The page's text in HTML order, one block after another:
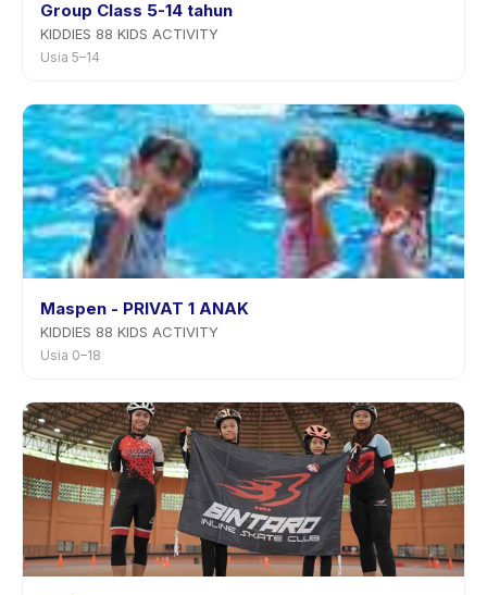
Group Class 5-14 tahun
KIDDIES 88 KIDS ACTIVITY
Usia 5–14
Maspen - PRIVAT 1 ANAK
KIDDIES 88 KIDS ACTIVITY
Usia 0–18